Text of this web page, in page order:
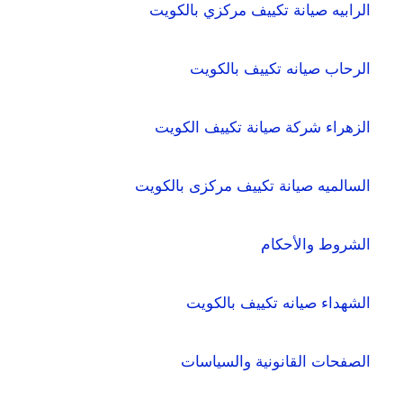
الرابيه صيانة تكييف مركزي بالكويت
الرحاب صيانه تكييف بالكويت
الزهراء شركة صيانة تكييف الكويت
السالميه صيانة تكييف مركزى بالكويت
الشروط والأحكام
الشهداء صيانه تكييف بالكويت
الصفحات القانونية والسياسات